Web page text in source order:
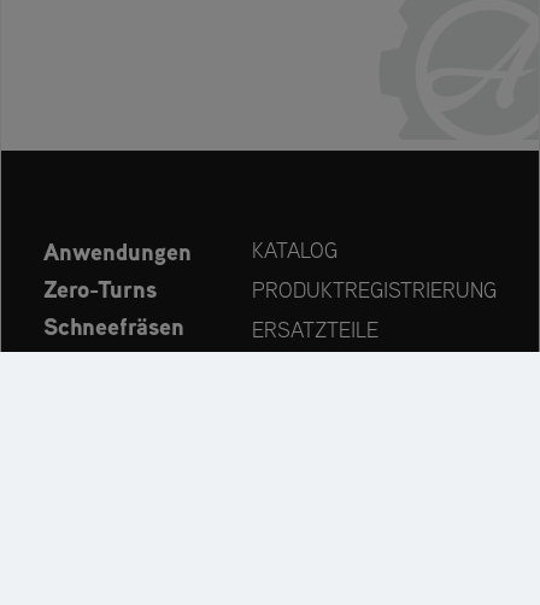
Anwendungen
Zero-Turns
Schneefräsen
KATALOG
PRODUKTREGISTRIERUNG
ERSATZTEILE